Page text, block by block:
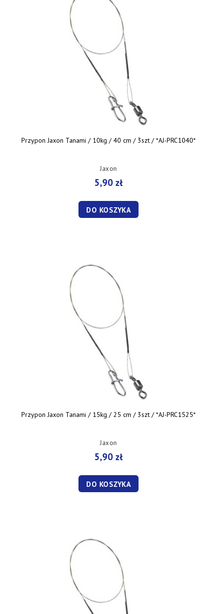
Przypon Jaxon Tanami / 10kg / 40 cm / 3szt / *AJ-PRC1040*
Jaxon
5,90 zł
DO KOSZYKA
Przypon Jaxon Tanami / 15kg / 25 cm / 3szt / *AJ-PRC1525*
Jaxon
5,90 zł
DO KOSZYKA